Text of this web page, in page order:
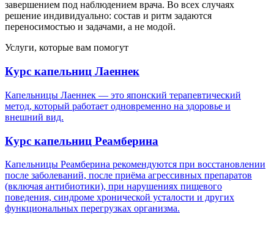
завершением под наблюдением врача. Во всех случаях
решение индивидуально: состав и ритм задаются
переносимостью и задачами, а не модой.
Услуги, которые вам помогут
Курс капельниц Лаеннек
Капельницы Лаеннек — это японский терапевтический
метод, который работает одновременно на здоровье и
внешний вид.
Курс капельниц Реамберина
Капельницы Реамберина рекомендуются при восстановлении
после заболеваний, после приёма агрессивных препаратов
(включая антибиотики), при нарушениях пищевого
поведения, синдроме хронической усталости и других
функциональных перегрузках организма.